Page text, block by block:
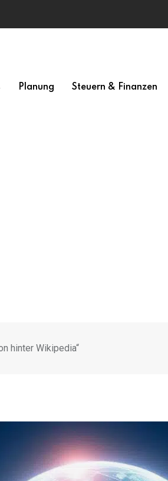
Planung Steuern & Finanzen
hinter Wikipedia“